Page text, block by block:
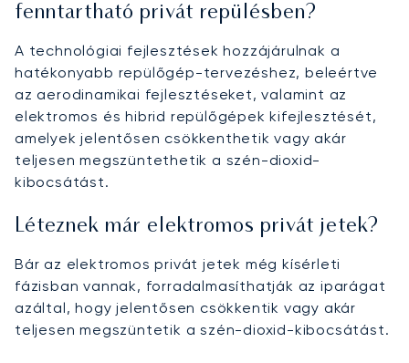
fenntartható privát repülésben?
A technológiai fejlesztések hozzájárulnak a
hatékonyabb repülőgép-tervezéshez, beleértve
az aerodinamikai fejlesztéseket, valamint az
elektromos és hibrid repülőgépek kifejlesztését,
amelyek jelentősen csökkenthetik vagy akár
teljesen megszüntethetik a szén-dioxid-
kibocsátást.
Léteznek már elektromos privát jetek?
Bár az elektromos privát jetek még kísérleti
fázisban vannak, forradalmasíthatják az iparágat
azáltal, hogy jelentősen csökkentik vagy akár
teljesen megszüntetik a szén-dioxid-kibocsátást.